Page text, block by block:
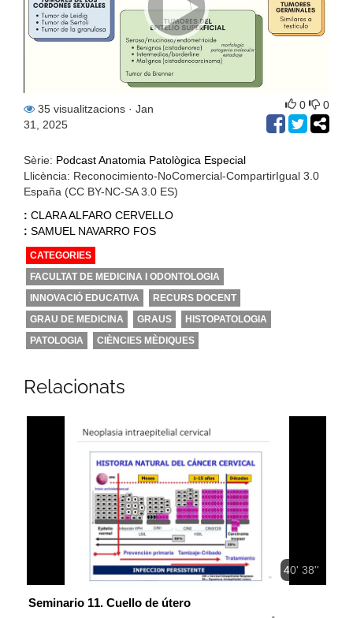
35 visualitzacions · Jan
31, 2025
0 0
Sèrie: Podcast Anatomia Patològica Especial
Llicència: Reconocimiento-NoComercial-CompartirIgual 3.0
España (CC BY-NC-SA 3.0 ES)
: CLARA ALFARO CERVELLO
: SAMUEL NAVARRO FOS
CATEGORIES
FACULTAT DE MEDICINA I ODONTOLOGIA
INNOVACIÓ EDUCATIVA
RECURS DOCENT
GRAU DE MEDICINA
GRAUS
HISTOPATOLOGIA
PATOLOGIA
CIÈNCIES MÈDIQUES
Relacionats
40' 38''
Seminario 11. Cuello de útero